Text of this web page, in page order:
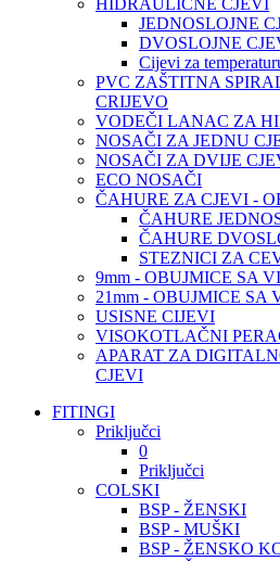
HIDRAULIČNE CJEVI
JEDNOSLOJNE
DVOSLOJNE
Cijevi za
PVC ZAŠTITNA
CRIJEVO
VODEČI LANAC ZA
NOSAČI ZA JEDNU
NOSAČI ZA DVIJE
ECO NOSAČI
ČAHURE ZA CJEVI -
ČAHURE
ČAHURE
STEZNICI ZA
9mm - OBUJMICE SA
21mm - OBUJMICE SA
USISNE CIJEVI
VISOKOTLAČNI
APARAT ZA
CJEVI
FITINGI
Priključci
0
Priključci
COLSKI
BSP - ŽENSKI
BSP - MUŠKI
BSP - ŽENSKO